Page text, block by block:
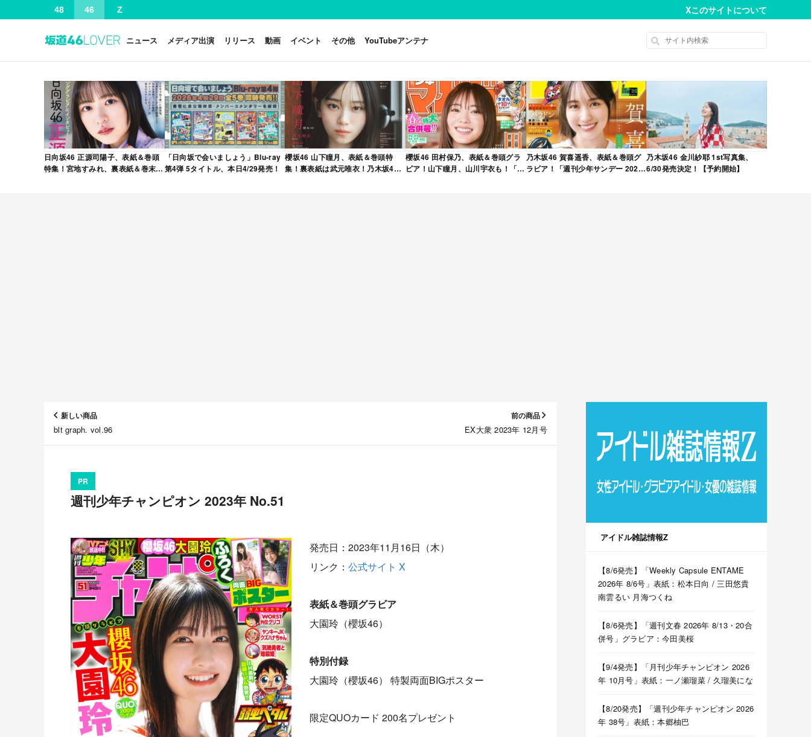
48 46 Z Xこのサイトについて
ニュース メディア出演 リリース 動画 イベント その他 YouTubeアンテナ
日向坂46 正源司陽子、表紙＆巻頭
特集！宮地すみれ、裏表紙＆巻末特
VOL.12」本日4/30発売！
「日向坂で会いましょう」Blu-ray
第4弾 5タイトル、本日4/29発売！
櫻坂46 山下瞳月、表紙＆巻頭特
集！裏表紙は武元唯衣！乃木坂46
6月号」本日4/28発売！
櫻坂46 田村保乃、表紙＆巻頭グラ
ビア！山下瞳月、山川宇衣も！「週
合併号」本日4/28発売！
乃木坂46 賀喜遥香、表紙＆巻頭グ
ラビア！「週刊少年サンデー 2026
売！
乃木坂46 金川紗耶 1st写真集、
6/30発売決定！【予約開始】
新しい商品
blt graph. vol.96
前の商品
EX大衆 2023年 12月号
PR
週刊少年チャンピオン 2023年 No.51
発売日：2023年11月16日（木）
リンク：公式サイト X
表紙＆巻頭グラビア
大園玲（櫻坂46）
特別付録
大園玲（櫻坂46） 特製両面BIGポスター
限定QUOカード 200名プレゼント
アイドル雑誌情報Z
【8/6発売】「Weekly Capsule ENTAME
2026年 8/6号」表紙：松本日向 / 三田悠貴
南雲るい 月海つくね
【8/6発売】「週刊文春 2026年 8/13・20合
併号」グラビア：今田美桜
【9/4発売】「月刊少年チャンピオン 2026
年 10月号」表紙：一ノ瀬瑠菜 / 久瑠美にな
【8/20発売】「週刊少年チャンピオン 2026
年 38号」表紙：本郷柚巴